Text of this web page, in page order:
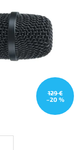
129 €
–20 %